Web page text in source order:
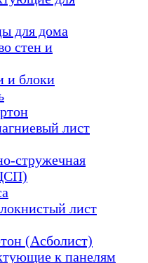
для дома
стен и
и блоки
лист
стружечная
лист
(Асболист)
к панелям